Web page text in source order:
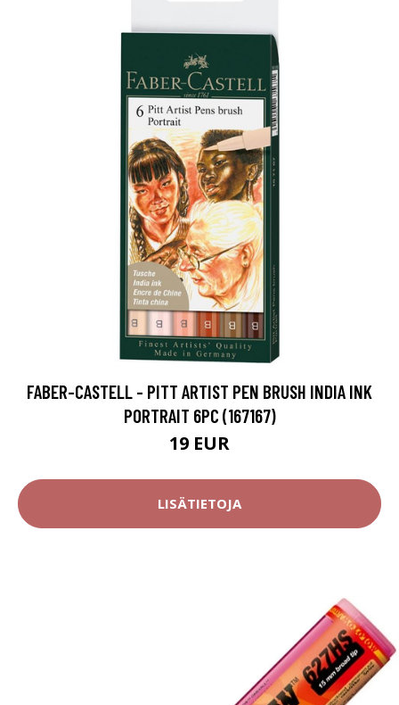
FABER-CASTELL - PITT ARTIST PEN BRUSH INDIA INK
PORTRAIT 6PC (167167)
19 EUR
LISÄTIETOJA